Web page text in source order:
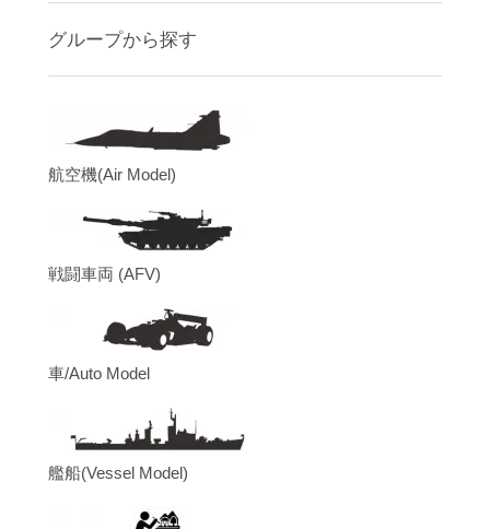
グループから探す
航空機(Air Model)
戦闘車両 (AFV)
車/Auto Model
艦船(Vessel Model)